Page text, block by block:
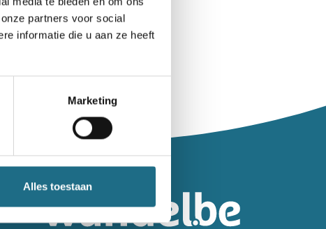
partners voor social
informatie die u aan ze heeft
Marketing
Alles toestaan